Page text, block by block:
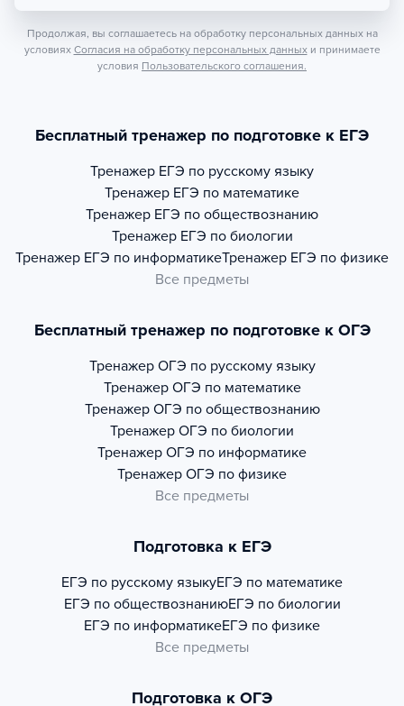
Продолжая, вы соглашаетесь на обработку персональных данных на
условиях Согласия на обработку персональных данных и принимаете
условия Пользовательского соглашения.
Бесплатный тренажер по подготовке к ЕГЭ
Тренажер ЕГЭ по русскому языку
Тренажер ЕГЭ по математике
Тренажер ЕГЭ по обществознанию
Тренажер ЕГЭ по биологии
Тренажер ЕГЭ по информатикеТренажер ЕГЭ по физике
Все предметы
Бесплатный тренажер по подготовке к ОГЭ
Тренажер ОГЭ по русскому языку
Тренажер ОГЭ по математике
Тренажер ОГЭ по обществознанию
Тренажер ОГЭ по биологии
Тренажер ОГЭ по информатике
Тренажер ОГЭ по физике
Все предметы
Подготовка к ЕГЭ
ЕГЭ по русскому языкуЕГЭ по математике
ЕГЭ по обществознаниюЕГЭ по биологии
ЕГЭ по информатикеЕГЭ по физике
Все предметы
Подготовка к ОГЭ